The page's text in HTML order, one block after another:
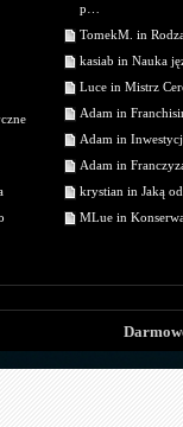
p…
TomekM. in
kasiab in Nauka
Luce in Mistrz
Adam in
Adam in
Adam in
krystian in Jaką
MLue in